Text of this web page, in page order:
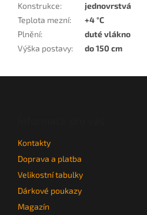
Konstrukce:
jednovrstvá
Teplota mezní:
+4 °C
Plnění:
duté vlákno
Výška postavy: do 150 cm
Kontakty
Doprava a platba
Velikostní tabulky
Dárkové poukazy
Magazín